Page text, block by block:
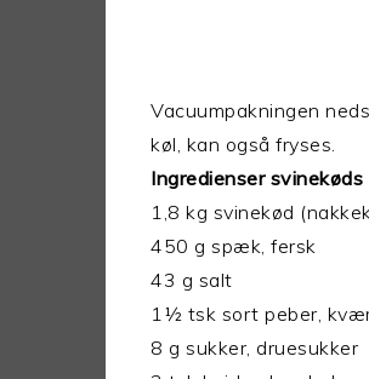
Vacuumpakningen
køl, kan også fryses.
Ingredienser svinekøds
1,8 kg svinekød
450 g spæk, fersk
43 g salt
1½ tsk sort peber,
8 g sukker, druesukker